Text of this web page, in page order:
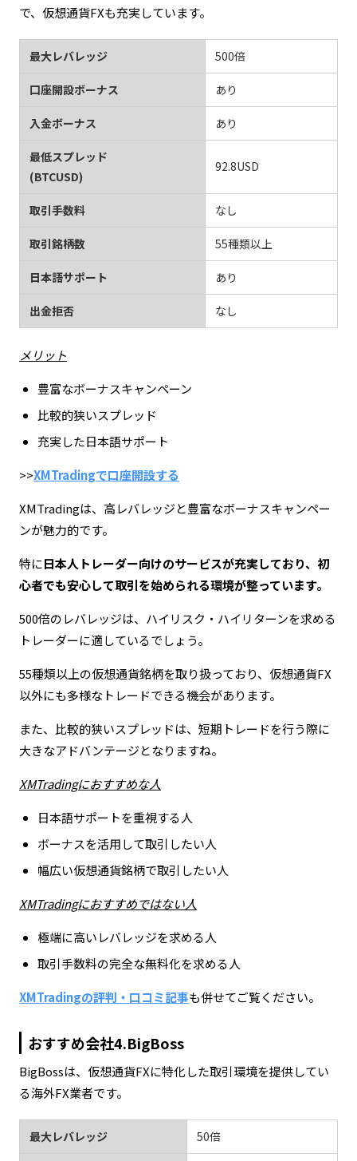
で、仮想通貨FXも充実しています。
最大レバレッジ 500倍
口座開設ボーナス あり
入金ボーナス あり
最低スプレッド
(BTCUSD)
92.8USD
取引手数料 なし
取引銘柄数 55種類以上
日本語サポート あり
出金拒否 なし
メリット
豊富なボーナスキャンペーン
比較的狭いスプレッド
充実した日本語サポート
>>XMTradingで口座開設する
XMTradingは、高レバレッジと豊富なボーナスキャンペー
ンが魅力的です。
特に日本人トレーダー向けのサービスが充実しており、初
心者でも安心して取引を始められる環境が整っています。
500倍のレバレッジは、ハイリスク・ハイリターンを求める
トレーダーに適しているでしょう。
55種類以上の仮想通貨銘柄を取り扱っており、仮想通貨FX
以外にも多様なトレードできる機会があります。
また、比較的狭いスプレッドは、短期トレードを行う際に
大きなアドバンテージとなりますね。
XMTradingにおすすめな人
日本語サポートを重視する人
ボーナスを活用して取引したい人
幅広い仮想通貨銘柄で取引したい人
XMTradingにおすすめではない人
極端に高いレバレッジを求める人
取引手数料の完全な無料化を求める人
XMTradingの評判・口コミ記事も併せてご覧ください。
おすすめ会社4.BigBoss
BigBossは、仮想通貨FXに特化した取引環境を提供してい
る海外FX業者です。
最大レバレッジ 50倍